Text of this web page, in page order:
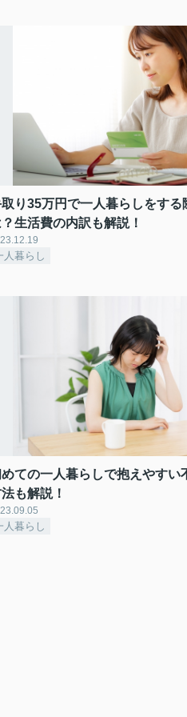
り35万円で一人暮らしをする
生活費の内訳も解説！
人暮らし
ての一人暮らしで抱えやすい
も解説！
人暮らし